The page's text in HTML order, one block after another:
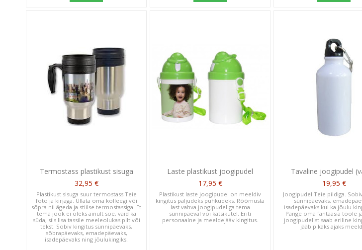
Termostass plastikust sisuga
32,95 €
Plastikust sisuga suur termostass Teie
foto ja kirjaga. Üllata oma kolleegi või
sõpra nii ägeda ja stiilse termostassiga. Et
tema jook ei oleks ainult soe, vaid ka
süda, siis lisa tassile meeleolukas pilt või
tekst. Sobiv kingitus sünnipäevaks,
sõbrapäevaks, emadepäevaks,
isadepäevaks ning jõulukingiks.
Laste plastikust joogipudel
17,95 €
Plastikust laste joogipudel on meeldiv
kingitus paljudeks puhkudeks. Rõõmusta
last vahva joogipudeliga tema
sünnipäeval või katsikutel. Eriti
personaalne ja meeldejääv kingitus.
Tavaline joogipudel
19,95 €
Joogipudel Teie pildiga.
sünnipäevaks,
isadepäevaks kui ka jõulu
Pange oma fantaasia tööle
joogipudelist saab eriline
jääb pikaks ajaks